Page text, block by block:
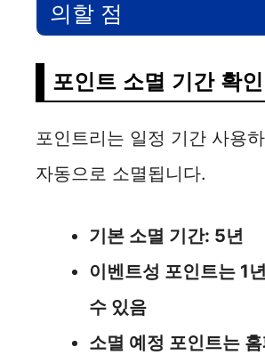
의할 점
포인트 소멸 기간 확인
포인트리는 일정 기간 사용
자동으로 소멸됩니다.
기본 소멸 기간: 5년
이벤트성 포인트는 1
수 있음
소멸 예정 포인트는